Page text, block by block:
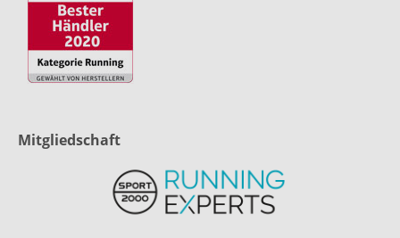
Mitgliedschaft